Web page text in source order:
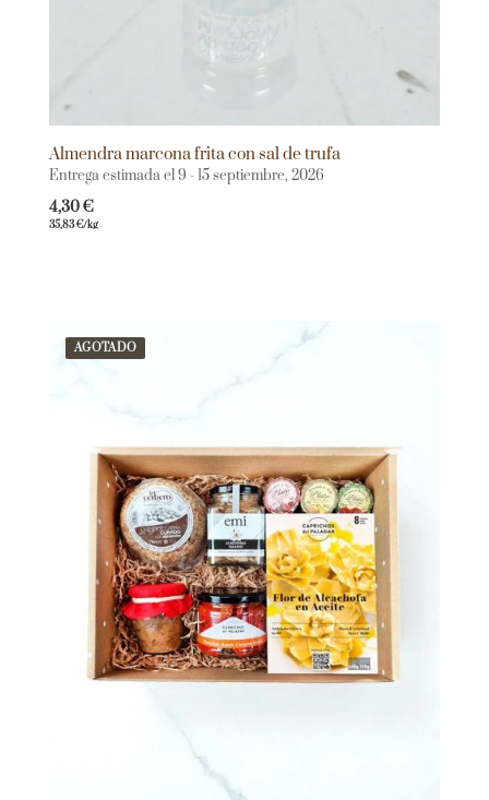
Almendra marcona frita con sal de trufa
Entrega estimada el 9 - 15 septiembre, 2026
4,30€
35,83€/kg
AGOTADO